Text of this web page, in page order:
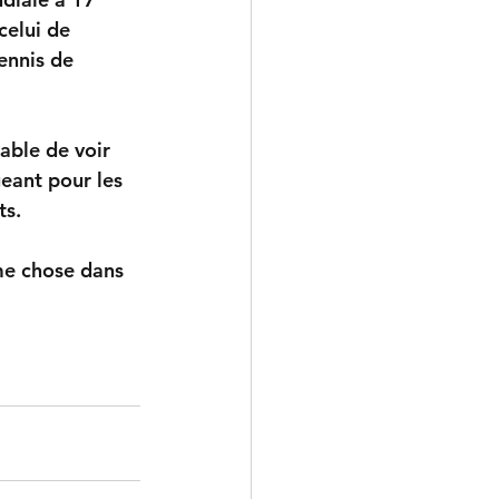
de
de
de voir
pour les
chose dans